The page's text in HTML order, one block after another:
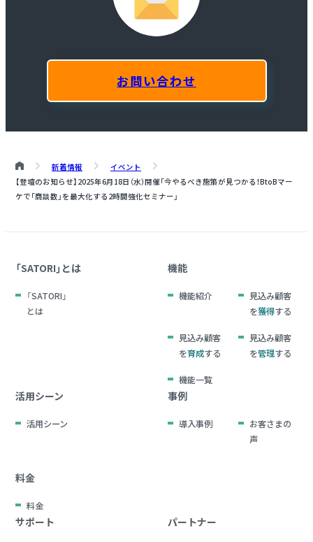
お問い合わせ
新着情報
イベント
【登壇のお知らせ】2025年6月18日（水）開催「今やるべき施策が見つかる！BtoBマー
ケで「商談数」を最大化する2時間強化セミナー」
「SATORI」とは
「SATORI」
とは
機能
機能紹介
見込み顧客
を獲得する
見込み顧客
を育成する
見込み顧客
を管理する
機能一覧
活用シーン
活用シーン
事例
導入事例
お客さまの
声
料金
料金
サポート パートナー